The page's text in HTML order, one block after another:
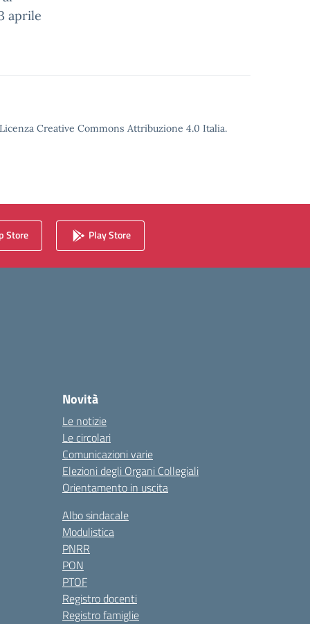
aprile
Creative Commons Attribuzione 4.0 Italia.
Store Play Store
Novità
Le notizie
Le circolari
Comunicazioni varie
Elezioni degli Organi Collegiali
Orientamento in uscita
Albo sindacale
Modulistica
PNRR
PON
PTOF
Registro docenti
Registro famiglie